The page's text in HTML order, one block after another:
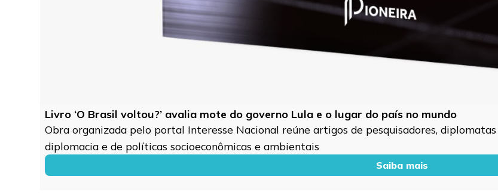
Livro ‘O Brasil voltou?’ avalia mote do governo Lula e o lugar do país no mundo
Obra organizada pelo portal Interesse Nacional reúne artigos de pesquisadores,
diplomacia e de políticas socioeconômicas e ambientais
Saiba mais